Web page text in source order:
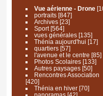
Vue aérienne - Drone
portraits[847]
Archives [23]
Sport[564]
vues générales[135]
Thénia aujourd'hui [17]
quartiers[57]
l'avenue et le centre [85]
Photos Scolaires[133]
Autres paysages[50]
Rencontres Association
[420]
Thénia en hiver[70]